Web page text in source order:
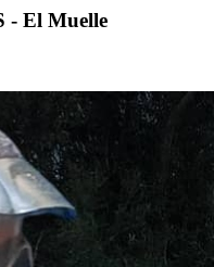
LUDUS TACTICAL GAMES - El Muelle